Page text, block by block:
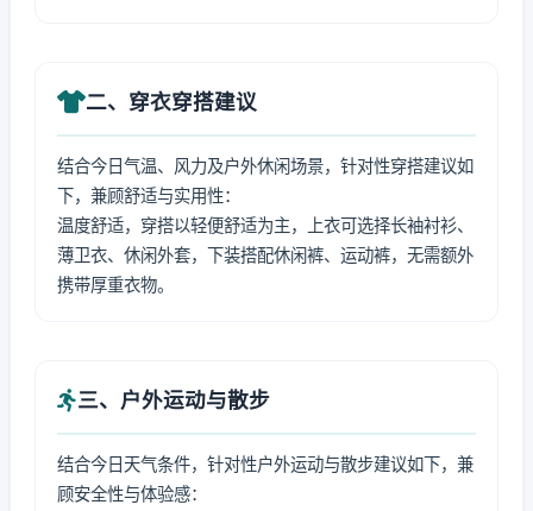
二、穿衣穿搭建议
结合今日气温、风力及户外休闲场景，针对性穿搭建议如
下，兼顾舒适与实用性：
温度舒适，穿搭以轻便舒适为主，上衣可选择长袖衬衫、
薄卫衣、休闲外套，下装搭配休闲裤、运动裤，无需额外
携带厚重衣物。
三、户外运动与散步
结合今日天气条件，针对性户外运动与散步建议如下，兼
顾安全性与体验感：